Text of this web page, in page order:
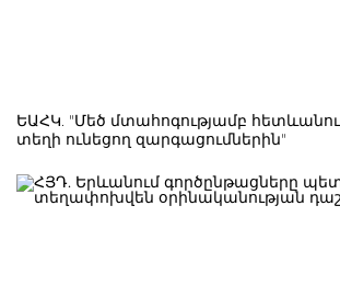
ԵԱՀԿ. "Մեծ մտահոգությամբ
տեղի ունեցող զարգացումներին"